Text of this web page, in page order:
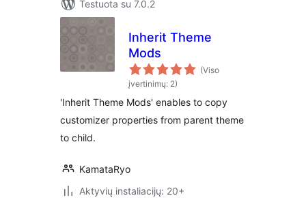
Testuota su 7.0.2
Inherit Theme
Mods
(Viso
įvertinimų: 2)
'Inherit Theme Mods' enables to copy
customizer properties from parent theme
to child.
KamataRyo
Aktyvių instaliacijų: 20+